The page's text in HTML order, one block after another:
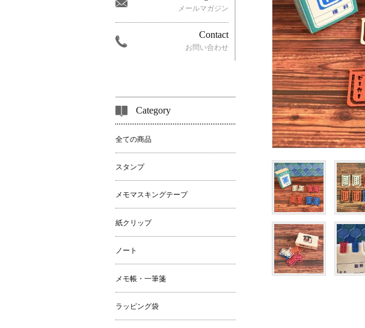
メールマガジン
Contact
お問い合わせ
Category
全ての商品
スタンプ
メモマスキングテープ
紙クリップ
ノート
メモ帳・一筆箋
ラッピング袋